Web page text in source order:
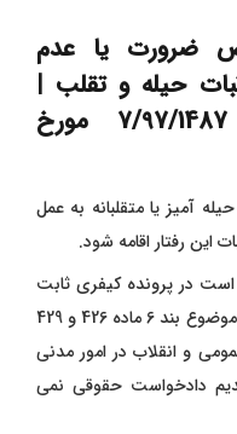
ضرورت یا عدم
حیله و تقلب |
نظریه مشورتی شماره 7/97/1487 مورخ
‌آمیز یا متقلبانه به عمل
این رفتار اقامه شود.
است در پرونده کیفری ثابت
شود، بنابراین اثبات حیله و تقلب موضوع بند 6 ماده 426 و 429
و انقلاب در امور مدنی
تقدیم دادخواست حقوقی نمی